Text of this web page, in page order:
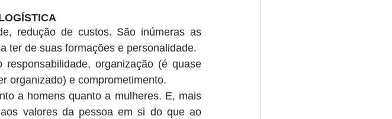
redução de custos. São inúmeras as
ter de suas formações e personalidade.
organização (é quase
organizado) e comprometimento.
a homens quanto a mulheres. E, mais
valores da pessoa em si do que ao